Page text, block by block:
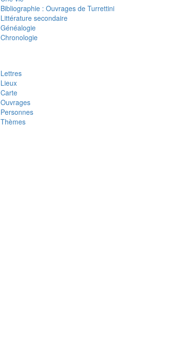
Bibliographie : Ouvrages de Turrettini
Littérature secondaire
Généalogie
Chronologie
Lettres
Lieux
Carte
Ouvrages
Personnes
Thèmes